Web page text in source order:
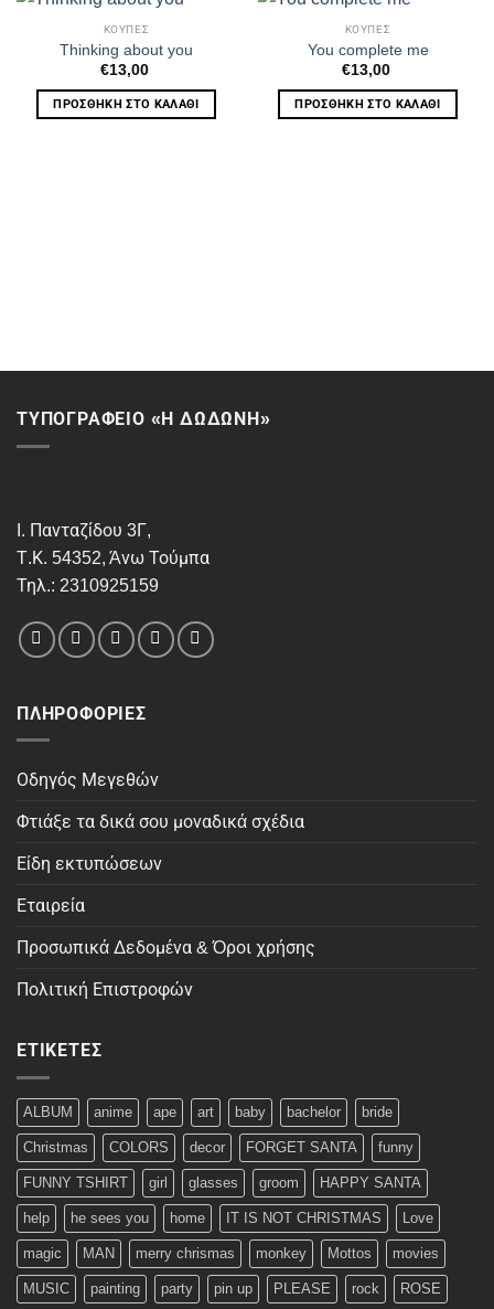
ΚΟΥΠΕΣ
Thinking about you
€13,00
ΠΡΟΣΘΉΚΗ ΣΤΟ ΚΑΛΆΘΙ
ΚΟΥΠΕΣ
You complete me
€13,00
ΠΡΟΣΘΉΚΗ ΣΤΟ ΚΑΛΆΘΙ
ΤΥΠΟΓΡΑΦΕΙΟ «Η ΔΩΔΩΝΗ»
Ι. Πανταζίδου 3Γ,
Τ.Κ. 54352, Άνω Τούμπα
Τηλ.: 2310925159
ΠΛΗΡΟΦΟΡΊΕΣ
Οδηγός Μεγεθών
Φτιάξε τα δικά σου μοναδικά σχέδια
Είδη εκτυπώσεων
Εταιρεία
Προσωπικά Δεδομένα & Όροι χρήσης
Πολιτική Επιστροφών
ΕΤΙΚΈΤΕΣ
ALBUM anime ape art baby bachelor bride
Christmas COLORS decor FORGET SANTA funny
FUNNY TSHIRT girl glasses groom HAPPY SANTA
help he sees you home IT IS NOT CHRISTMAS Love
magic MAN merry chrismas monkey Mottos movies
MUSIC painting party pin up PLEASE rock ROSE